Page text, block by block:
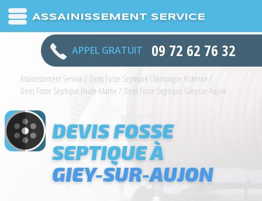
ASSAINISSEMENT SERVICE
APPEL GRATUIT 09 72 62 76 32
Assainissement Service / Devis Fosse Septique Champagne Ardenne /
Devis Fosse Septique Haute-Marne / Devis Fosse Septique Giey-sur-Aujon
DEVIS FOSSE
SEPTIQUE À
GIEY-SUR-AUJON